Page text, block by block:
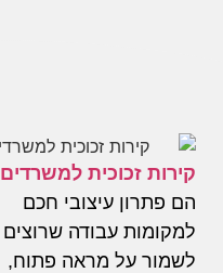
קירות זכוכית למשרדים
הם פתרון עיצובי חכם
למקומות עבודה שרוצים
לשמור על מראה פתוח,